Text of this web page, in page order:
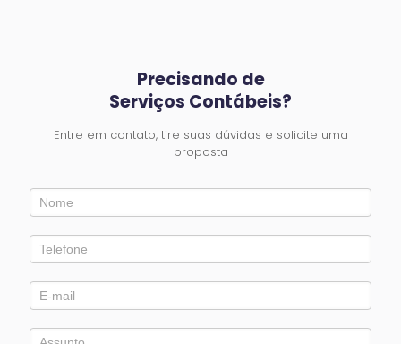
Precisando de
Serviços Contábeis?
Entre em contato, tire suas dúvidas e solicite uma
proposta
Entre
em